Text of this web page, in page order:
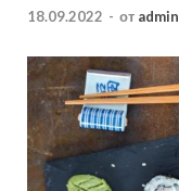
18.09.2022 - от admin